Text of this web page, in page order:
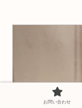
お問い合わせ